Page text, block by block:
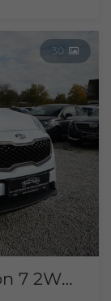
30
Kia Sportage 1.6 GDI Edition 7 2WD |AHK| |Tempomat|